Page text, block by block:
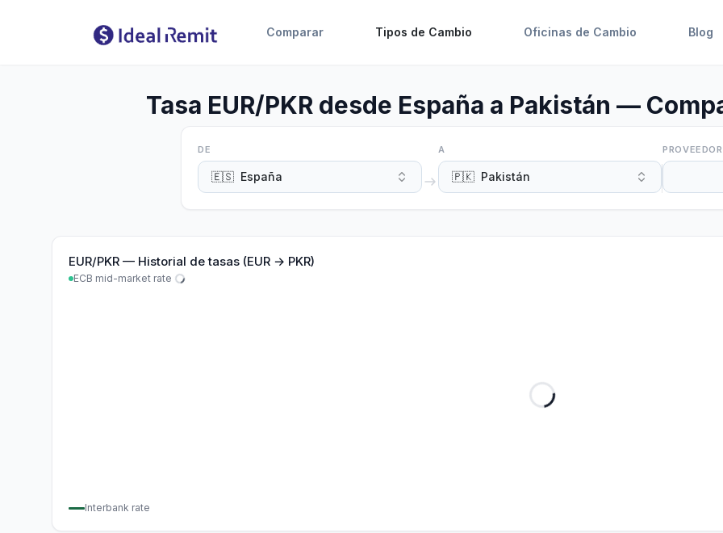
Comparar Tipos de Cambio Oficinas de Cambio Blog
Tasa EUR/PKR desde España a Pakistán —
DE
🇪🇸 España
A
🇵🇰 Pakistán
PROVEEDOR
EUR/PKR — Historial de tasas (EUR → PKR)
ECB mid-market rate
Interbank rate